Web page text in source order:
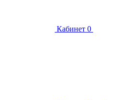
Кабинет 0